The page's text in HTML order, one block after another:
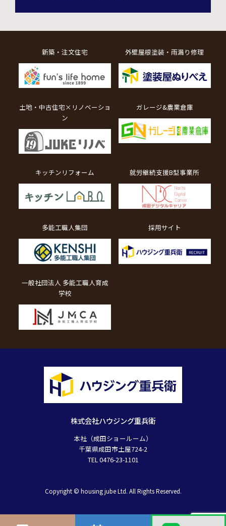
株式会社ハウジング重兵衛
本社（成田ショールーム）
千葉県成田市土屋724-2
TEL 0476-23-1101
新築・注文住宅 外壁屋根塗装・雨漏り修理
土地・中古住宅×リノベーショ
ン
ガレージ&農業倉庫
キッチンリフォーム 就労継続支援B型事業所
多能工職人集団 採用サイト
一般社団法人 多能工職人育成
学校
Copyright © housing jube Ltd. All Rights Reserved.